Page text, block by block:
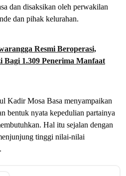
dan disaksikan oleh perwakilan
dan pihak kelurahan.
Resmi Beroperasi,
Bagi 1.309 Penerima Manfaat
Kadir Mosa Basa menyampaikan
bentuk nyata kepedulian partainya
Hal itu sejalan dengan
tinggi nilai-nilai